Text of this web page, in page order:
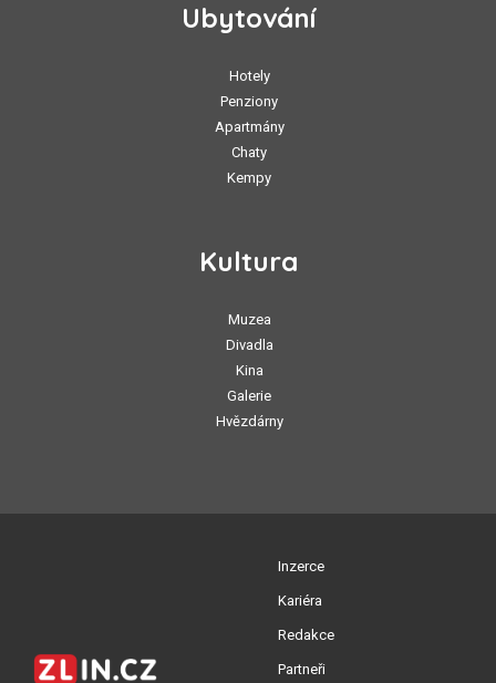
Ubytování
Hotely
Penziony
Apartmány
Chaty
Kempy
Kultura
Muzea
Divadla
Kina
Galerie
Hvězdárny
Inzerce
Kariéra
Redakce
Partneři